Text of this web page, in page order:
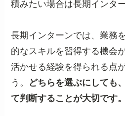
積みたい場合は長期インタ
長期インターンでは、業務
的なスキルを習得する機会
活かせる経験を得られる点
う。
どちらを選ぶにしても
て判断することが大切です。